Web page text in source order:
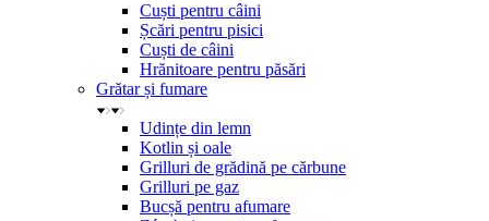
Cuști pentru câini
Șcări pentru pisici
Cuști de câini
Hrănitoare pentru păsări
Grătar și fumare
Udințe din lemn
Kotlin și oale
Grilluri de grădină pe cărbune
Grilluri pe gaz
Bucșă pentru afumare